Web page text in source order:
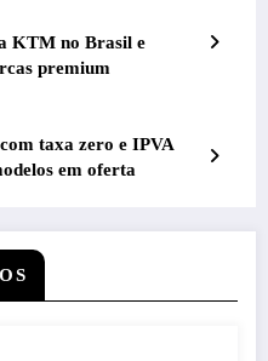
KTM no Brasil e
premium
taxa zero e IPVA
em oferta